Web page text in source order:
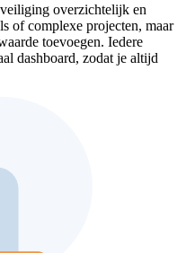
overzichtelijk en
of complexe projecten, maar
toevoegen. Iedere
dashboard, zodat je altijd